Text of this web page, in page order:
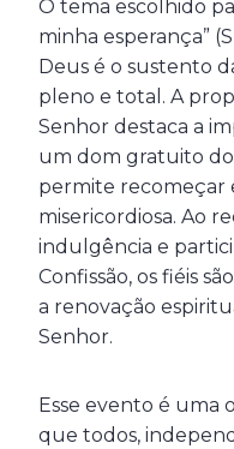
O tema escolhido
minha esperança”
Deus é o sustento
pleno e total. A
Senhor destaca a
um dom gratuito
permite recomeçar
misericordiosa. Ao
indulgência e
Confissão, os fiéis
a renovação
Senhor.
Esse evento é uma
que todos,